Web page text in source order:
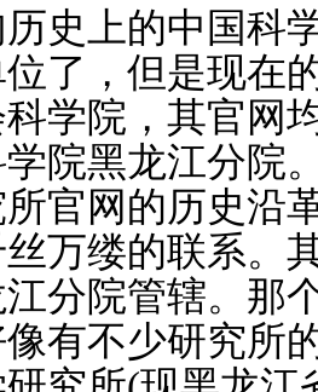
史上的中国科
了，但是现在
学院，其官网
院黑龙江分院
官网的历史沿
万缕的联系。
分院管辖。那
有不少研究所